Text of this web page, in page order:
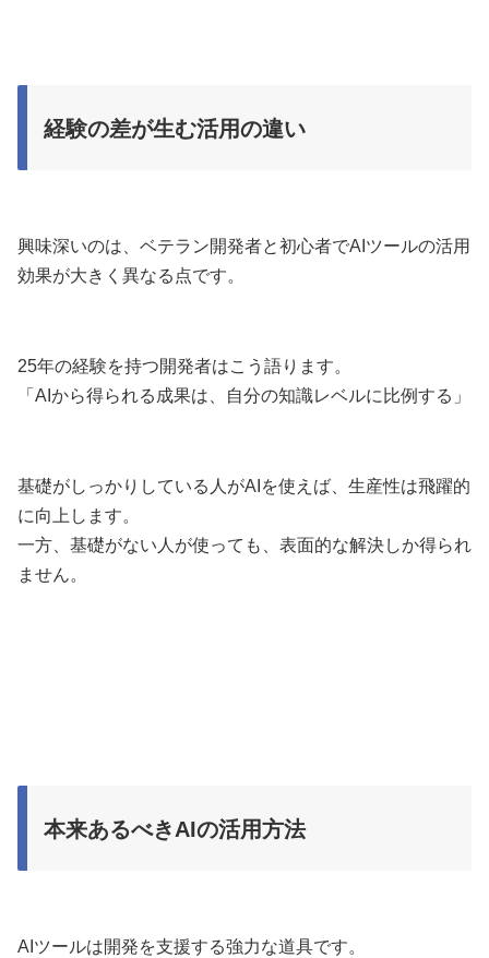
経験の差が生む活用の違い
興味深いのは、ベテラン開発者と初心者でAIツールの活用
効果が大きく異なる点です。
25年の経験を持つ開発者はこう語ります。
「AIから得られる成果は、自分の知識レベルに比例する」
基礎がしっかりしている人がAIを使えば、生産性は飛躍的
に向上します。
一方、基礎がない人が使っても、表面的な解決しか得られ
ません。
本来あるべきAIの活用方法
AIツールは開発を支援する強力な道具です。